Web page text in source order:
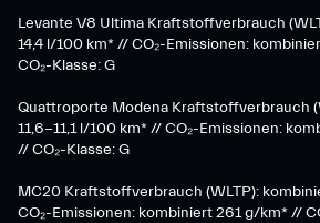
​Levante V8 Ultima Kraftstoffverbrauch
14,4 l/100 km* // CO₂-Emissionen:
CO₂-Klasse: G
Quattroporte Modena Kraftstoffverbrauch
11,6-11,1 l/100 km* // CO₂-Emissionen:
// CO₂-Klasse: G
MC20 Kraftstoffverbrauch (WLTP):
CO₂-Emissionen: kombiniert 261 g/km* //